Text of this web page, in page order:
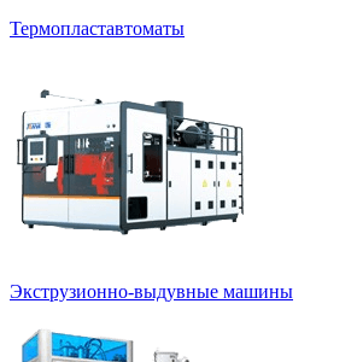
Термопластавтоматы
Экструзионно-выдувные машины